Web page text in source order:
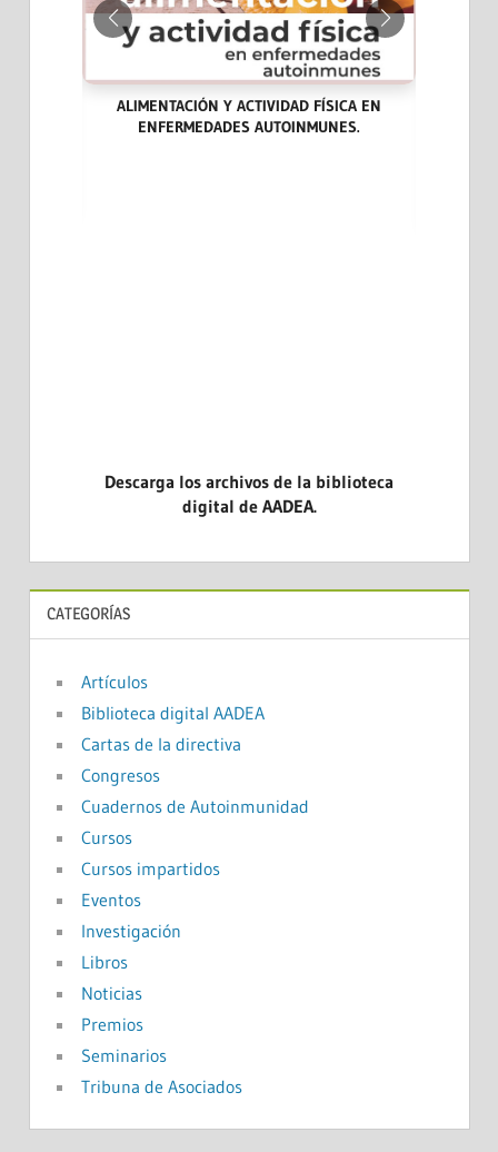
ALIMENTACIÓN Y ACTIVIDAD FÍSICA EN
ENFERMEDADES AUTOINMUNES.
Descarga los archivos de la biblioteca
digital de AADEA.
CATEGORÍAS
Artículos
Biblioteca digital AADEA
Cartas de la directiva
Congresos
Cuadernos de Autoinmunidad
Cursos
Cursos impartidos
Eventos
Investigación
Libros
Noticias
Premios
Seminarios
Tribuna de Asociados